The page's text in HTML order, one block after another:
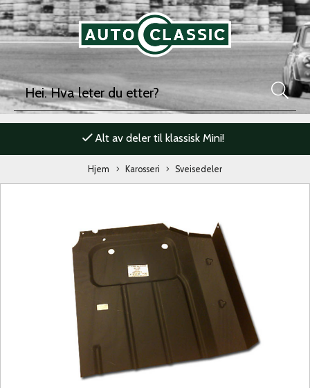
Alt av deler til klassisk Mini!
Hjem Karosseri Sveisedeler